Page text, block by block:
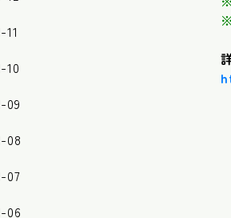
10
09
08
07
06